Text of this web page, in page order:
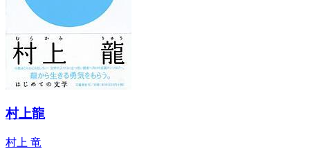
村上龍
村上 竜